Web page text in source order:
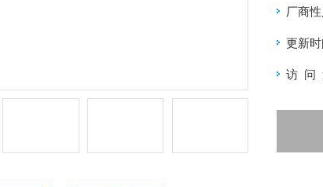
厂商性
更新时
访 问